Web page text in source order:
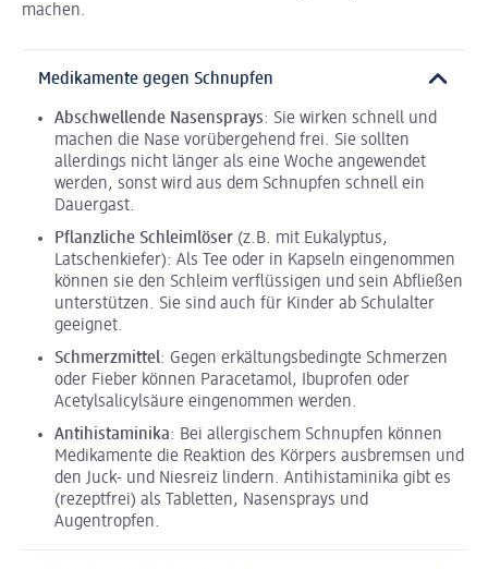
machen.
Medikamente gegen Schnupfen
Abschwellende Nasensprays: Sie wirken schnell und
machen die Nase vorübergehend frei. Sie sollten
allerdings nicht länger als eine Woche angewendet
werden, sonst wird aus dem Schnupfen schnell ein
Dauergast.
Pflanzliche Schleimlöser (z.B. mit Eukalyptus,
Latschenkiefer): Als Tee oder in Kapseln eingenommen
können sie den Schleim verflüssigen und sein Abfließen
unterstützen. Sie sind auch für Kinder ab Schulalter
geeignet.
Schmerzmittel: Gegen erkältungsbedingte Schmerzen
oder Fieber können Paracetamol, Ibuprofen oder
Acetylsalicylsäure eingenommen werden.
Antihistaminika: Bei allergischem Schnupfen können
Medikamente die Reaktion des Körpers ausbremsen und
den Juck- und Niesreiz lindern. Antihistaminika gibt es
(rezeptfrei) als Tabletten, Nasensprays und
Augentropfen.